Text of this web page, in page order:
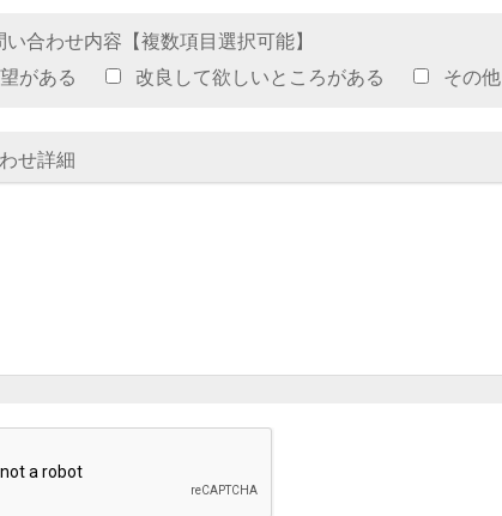
い合わせ内容【複数項目選択可能】
がある
改良して欲しいところがある その他
せ詳細